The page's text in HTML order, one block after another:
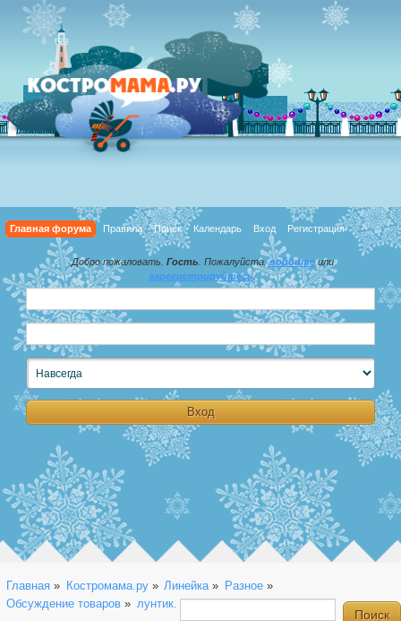
Главная форума Правила Поиск Календарь Вход Регистрация
Добро пожаловать, Гость . Пожалуйста,войдитеили
зарегистрируйтесь.
Главная » Костромама.ру» Линейка » Разное»
Обсуждение товаров » лунтик.